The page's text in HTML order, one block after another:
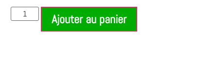
Ajouter au panier